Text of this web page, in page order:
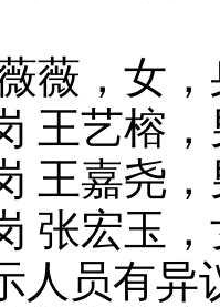
，女，
艺榕，
嘉尧，
宏玉，
员有异